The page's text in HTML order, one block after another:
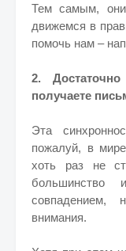
Тем самым,
движемся в
помочь нам –
2.
получаете
Эта
пожалуй, в
хоть раз не
большинство
совпадением,
внимания.